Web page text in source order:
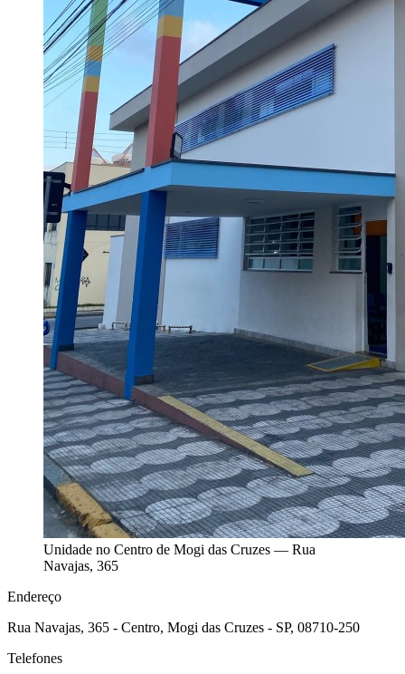
Unidade no Centro de Mogi das Cruzes — Rua
Navajas, 365
Endereço
Rua Navajas, 365 - Centro, Mogi das Cruzes - SP, 08710-250
Telefones